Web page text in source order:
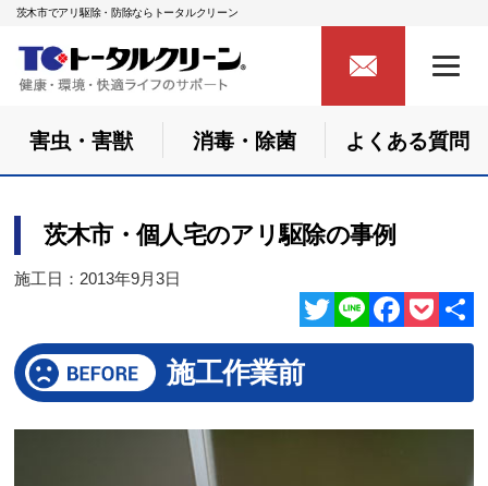
茨木市でアリ駆除・防除ならトータルクリーン
害虫・害獣 消毒・除菌 よくある質問
茨木市・個人宅のアリ駆除の事例
施工日：2013年9月3日
Twitter
LineFacebook
Pocket
共
施工作業前